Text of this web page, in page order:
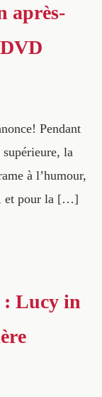
après-
Pendant
la
à l’humour,
et pour la […]
: Lucy in